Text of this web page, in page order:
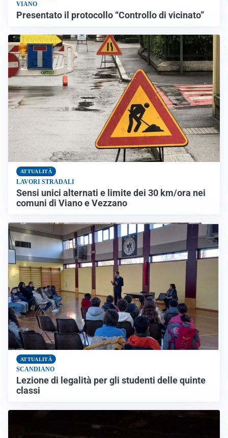
VIANO
Presentato il protocollo “Controllo di vicinato”
ATTUALITÀ
LAVORI STRADALI
Sensi unici alternati e limite dei 30 km/ora nei
comuni di Viano e Vezzano
ATTUALITÀ
SCANDIANO
Lezione di legalità per gli studenti delle quinte
classi